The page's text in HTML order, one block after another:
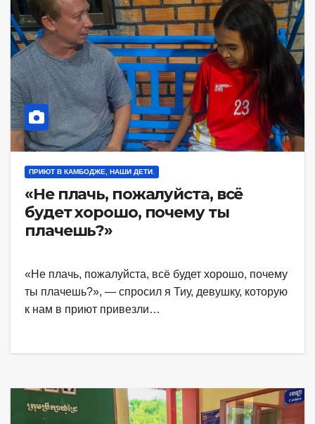
ПРИЮТ В КАМБОДЖЕ, НАШИ ДЕТИ.
«Не плачь, пожалуйста, всё
будет хорошо, почему ты
плачешь?»
«Не плачь, пожалуйста, всё будет хорошо, почему
ты плачешь?», — спросил я Тиу, девушку, которую
к нам в приют привезли…